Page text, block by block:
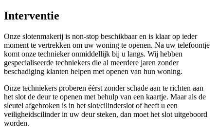
Interventie
Onze slotenmakerij is non-stop beschikbaar en is klaar op ieder
moment te vertrekken om uw woning te openen. Na uw telefoontje
komt onze technieker onmiddellijk bij u langs. Wij hebben
gespecialiseerde techniekers die al meerdere jaren zonder
beschadiging klanten helpen met openen van hun woning.
Onze techniekers proberen éérst zonder schade aan te richten aan
het slot de deur te openen met behulp van een kaartje. Maar als de
sleutel afgebroken is in het slot/cilinderslot of heeft u een
veiligheidscilinder in uw deur steken, dan moet het slot uitgeboord
worden.